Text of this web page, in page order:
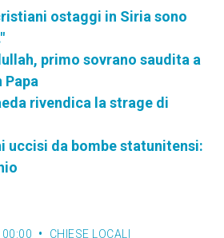
ostaggi in Siria sono
primo sovrano saudita a
Papa
rivendica la strage di
uccisi da bombe statunitensi:
00:00 CHIESE LOCALI